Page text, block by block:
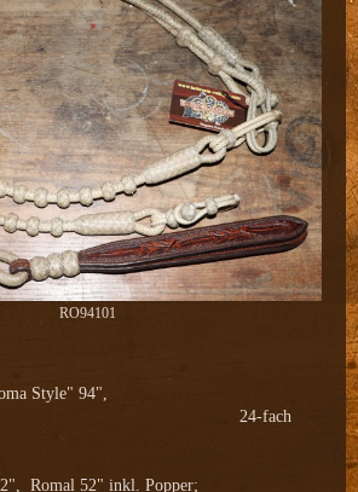
RO94101
Style" 94",
fach
52" inkl. Popper;